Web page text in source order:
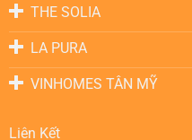
THE SOLIA
LA PURA
VINHOMES TÂN MỸ
Liên Kết